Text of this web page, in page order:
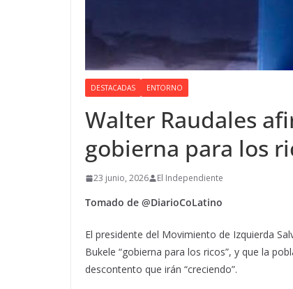
DESTACADAS ENTORNO
Walter Raudales
gobierna para los
23 junio, 2026 El Independiente
Tomado de @DiarioCoLatino
El presidente del Movimiento de Izquierda
Bukele “gobierna para los ricos”, y que la
descontento que irán “creciendo”.